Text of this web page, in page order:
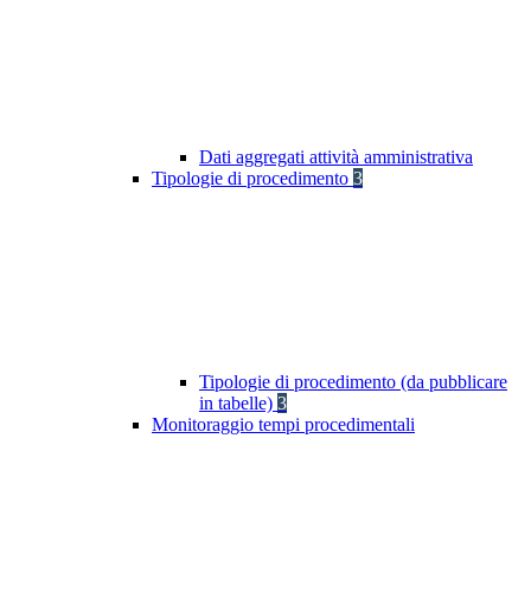
Dati aggregati attività amministrativa
Tipologie di procedimento 3
Tipologie di procedimento (da pubblicare
in tabelle) 3
Monitoraggio tempi procedimentali